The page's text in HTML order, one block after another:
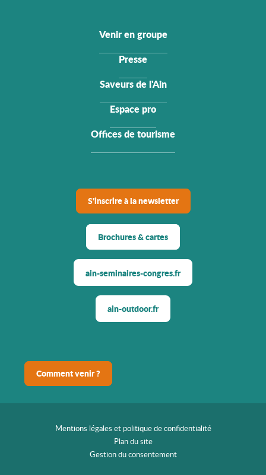
Venir en groupe
Presse
Saveurs de l'Ain
Espace pro
Offices de tourisme
S'inscrire à la newsletter
Brochures & cartes
ain-seminaires-congres.fr
ain-outdoor.fr
Comment venir ?
Mentions légales et politique de confidentialité
Plan du site
Gestion du consentement